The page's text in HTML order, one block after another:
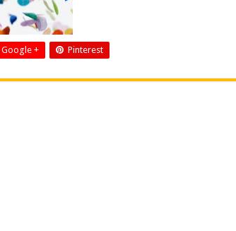
Google + Pinterest